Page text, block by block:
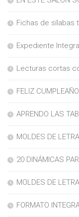
Fichas de sílabas
Expediente
Lecturas cortas
FELIZ
APRENDO LAS
MOLDES DE
20 DINÁMICAS
MOLDES DE
FORMATO